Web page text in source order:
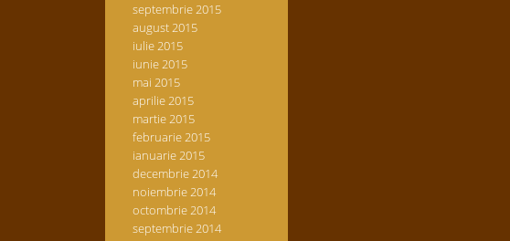
septembrie 2015
august 2015
iulie 2015
iunie 2015
mai 2015
aprilie 2015
martie 2015
februarie 2015
ianuarie 2015
decembrie 2014
noiembrie 2014
octombrie 2014
septembrie 2014